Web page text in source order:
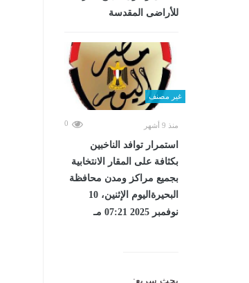
للأراضى المقدسة
غير مصنف
منذ 9 أشهر 0
استمرار توافد الناخبين
بكثافة على المقار الانتخابية
بجميع مراكز ومدن محافظة
البحيرةاليوم الإثنين، 10
نوفمبر 2025 07:21 مـ
بحث سريع: